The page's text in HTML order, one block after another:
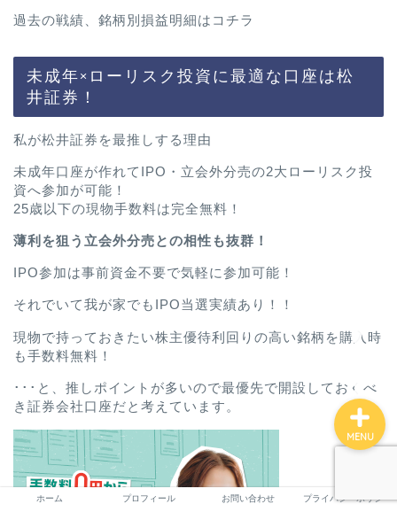
過去の戦績、銘柄別損益明細は コチラ
未成年×ローリスク投資に最適な口座は松
井証券！
私が松井証券を最推しする理由
未成年口座が作れてIPO・立会外分売の2大ローリスク投
資へ参加が可能！
25歳以下の現物手数料は完全無料！
薄利を狙う立会外分売との相性も抜群！
IPO参加は事前資金不要で気軽に参加可能！
それでいて我が家でもIPO当選実績あり！！
現物で持っておきたい株主優待利回りの高い銘柄を購入時
も手数料無料！
･･･と、推しポイントが多いので最優先で開設しておくべ
き証券会社口座だと考えています。
ホーム プロフィール お問い合わせ プライバシーポリシー
MENU
プロフィール
プライバシーポリシー